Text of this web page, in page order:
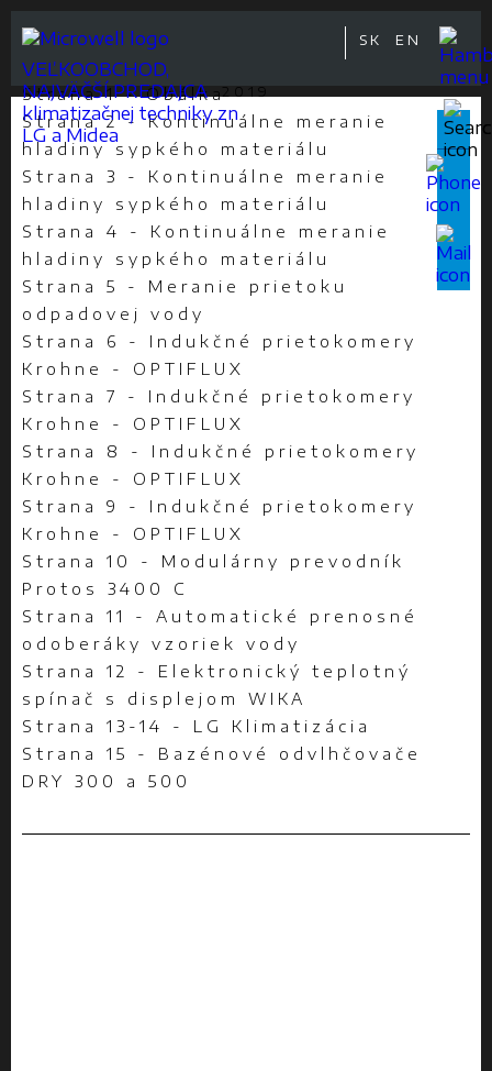
VEĽKOOBCHOD,
NAJVÄČŠÍ PREDAJCA
klimatizačnej techniky zn
LG a Midea
SK EN
ROČNÍK
2019
2018
2016
2015
2014
2013
2012
2010
2008
2007
2006
2005
2003
Obsah:
Strana 1 - Obálka
Strana 2 - Kontinuálne meranie
hladiny sypkého materiálu
Strana 3 - Kontinuálne meranie
hladiny sypkého materiálu
Strana 4 - Kontinuálne meranie
hladiny sypkého materiálu
Strana 5 - Meranie prietoku
odpadovej vody
Strana 6 - Indukčné prietokomery
Krohne - OPTIFLUX
Strana 7 - Indukčné prietokomery
Krohne - OPTIFLUX
Strana 8 - Indukčné prietokomery
Krohne - OPTIFLUX
Strana 9 - Indukčné prietokomery
Krohne - OPTIFLUX
Strana 10 - Modulárny prevodník
Protos 3400 C
Strana 11 - Automatické prenosné
odoberáky vzoriek vody
Strana 12 - Elektronický teplotný
spínač s displejom WIKA
Strana 13-14 - LG Klimatizácia
Strana 15 - Bazénové odvlhčovače
DRY 300 a 500